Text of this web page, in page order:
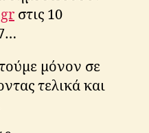
στις 10
μόνον σε
τελικά και